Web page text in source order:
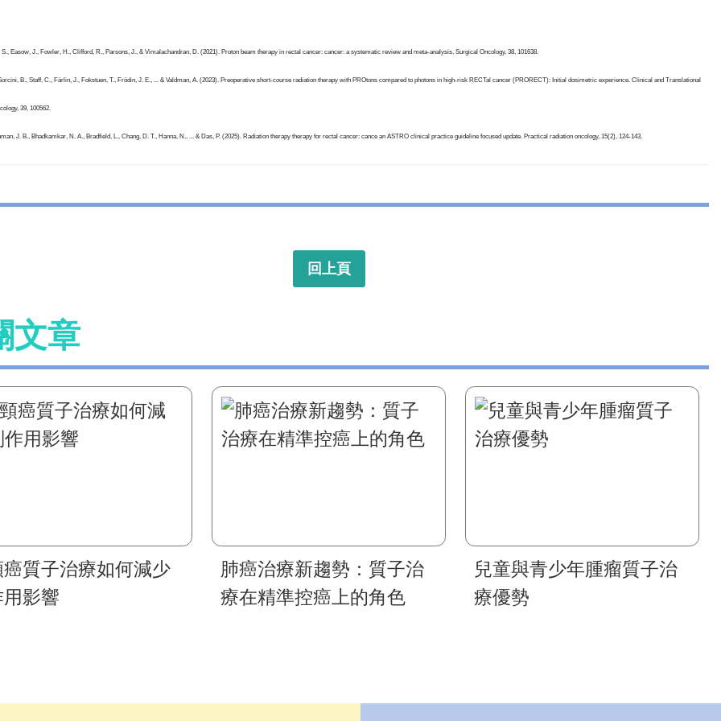
S., Easow, J., Fowler, H., Clifford, R., Parsons, J., & Vimalachandran, D. (2021). Proton beam therapy in rectal cancer: cancer: a systematic review and meta-analysis, Surgical Oncology, 38, 101638.
B., Staff, C., Färlin, J., Fokstuen, T., Frödin, J. E., ... & Valdman, A. (2023). Preoperative short-course radiation therapy with PROtons compared to photons in high-risk RECTal cancer (PRORECT): Initial dosimetric experience. Clinical and Translational
39, 100562.
J. B., Bhadkamkar, N. A., Bradfield, L., Chang, D. T., Hanna, N., ... & Das, P. (2025). Radiation therapy therapy for rectal cancer: cance an ASTRO clinical practice guideline focused update. Practical radiation oncology, 15(2), 124-143.
回上頁
文章
質子治療如何減少
影響
肺癌治療新趨勢：質子治
療在精準控癌上的角色
兒童與青少年腫瘤質子治
療優勢